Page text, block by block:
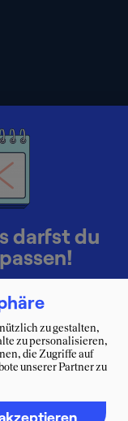
zu gestalten,
zu personalisieren,
die Zugriffe auf
unserer Partner zu
darfst du
persönlich
Weg ins